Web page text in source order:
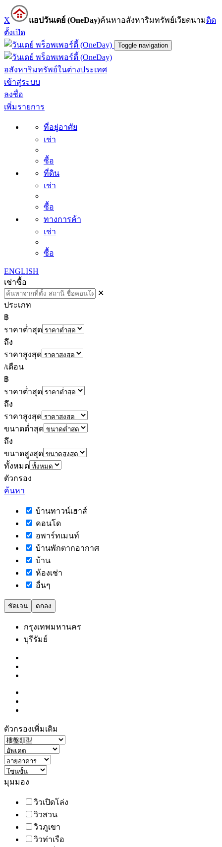
X แอปวันเดย์ (OneDay)ค้นหาอสังหาริมทรัพย์เวียดนามติด
ตั้งเปิด
Toggle navigation
อสังหาริมทรัพย์ในต่างประเทศ
เข้าสู่ระบบ
ลงชื่อ
เพิ่มรายการ
ที่อยู่อาศัย
เช่า
ซื้อ
ที่ดิน
เช่า
ซื้อ
ทางการค้า
เช่า
ซื้อ
ENGLISH
เช่าซื้อ
✕
ประเภท
฿
ราคาต่ำสุด
ถึง
ราคาสูงสุด
/เดือน
฿
ราคาต่ำสุด
ถึง
ราคาสูงสุด
ขนาดต่ำสุด
ถึง
ขนาดสูงสุด
ทั้งหมด
ตัวกรอง
ค้นหา
บ้านทาวน์เฮาส์
คอนโด
อพาร์ทเมนท์
บ้านพักตากอากาศ
บ้าน
ห้องเช่า
อื่นๆ
ชัดเจน ตกลง
กรุงเทพมหานคร
บุรีรัมย์
ตัวกรองเพิ่มเติม
มุมมอง
วิวเปิดโล่ง
วิวสวน
วิวภูเขา
วิวท่าเรือ